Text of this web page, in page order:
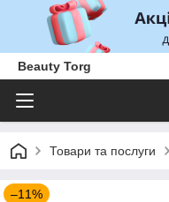
Beauty Torg
Товари та послуги
–11%